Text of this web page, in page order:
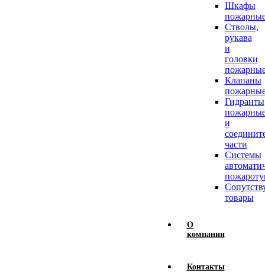
Шкафы
Стволы,
рукава
и
головки
Клапаны
Гидранты
и
части
Системы
товары
О
компании
Контакты